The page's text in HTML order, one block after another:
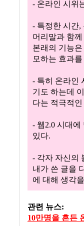
- 온라인 시위
- 특정한 시간,
머리말과 함
본래의 기능
모하는 효과
- 특히 온라인
기도 하는데
다는 적극적
- 웹2.0 시대
있다.
- 각자 자신의
내가 쓴 글을
에 대해 생각
관련 뉴스:
10만명을 흔든